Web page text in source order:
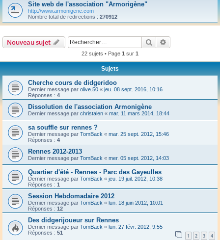
c
r
Site web de l'association "Armorigène"
http://www.armonigene.com
Nombre total de redirections : 270912
Nouveau sujet Rechercher
22 sujets • Page 1 sur 1
Sujets
Cherche cours de didgeridoo
Dernier message par olive.50 « jeu. 08 sept. 2016, 10:16
Réponses : 4
Dissolution de l'association Armonigène
Dernier message par christalen « mar. 11 mars 2014, 18:44
sa souffle sur rennes ?
Dernier message par TomBack « mar. 25 sept. 2012, 15:46
Réponses : 4
Rennes 2012-2013
Dernier message par TomBack « mer. 05 sept. 2012, 14:03
Quartier d'été - Rennes - Parc des Gayeulles
Dernier message par TomBack « jeu. 19 juil. 2012, 10:38
Réponses : 1
Session Hebdomadaire 2012
Dernier message par TomBack « lun. 18 juin 2012, 10:01
Réponses : 12
Des didgerijoueur sur Rennes
Dernier message par TomBack « lun. 27 févr. 2012, 9:55
Réponses : 51 1 2 3 4